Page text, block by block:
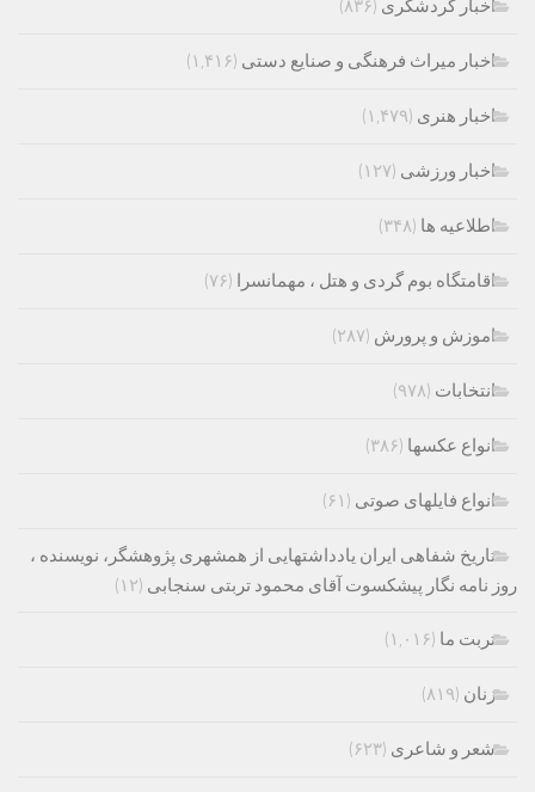
اخبار گردشگری (۸۳۶)
اخبار میراث فرهنگی و صنایع دستی (۱,۴۱۶)
اخبار هنری (۱,۴۷۹)
اخبار ورزشی (۱۲۷)
اطلاعیه ها (۳۴۸)
اقامتگاه بوم گردی و هتل ، مهمانسرا (۷۶)
اموزش و پرورش (۲۸۷)
انتخابات (۹۷۸)
انواع عکسها (۳۸۶)
انواع فایلهای صوتی (۶۱)
تاریخ شفاهی ایران یادداشتهایی از همشهری پژوهشگر، نویسنده ،
روز نامه نگار پیشکسوت آقای محمود تربتی سنجابی (۱۲)
تربت ما (۱,۰۱۶)
زنان (۸۱۹)
شعر و شاعری (۶۲۳)